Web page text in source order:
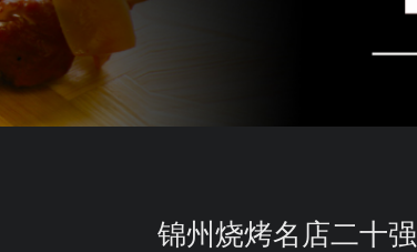
锦州烧烤名店二十强